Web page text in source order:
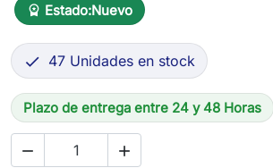
workspace_premium Estado:Nuevo
 47 Unidades en stock
Plazo de entrega entre 24 y 48 Horas
 